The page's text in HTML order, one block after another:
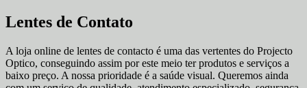
Lentes de Contato
A loja online de lentes de contacto é uma das vertentes do Projecto
Optico, conseguindo assim por este meio ter produtos e serviços a
baixo preço. A nossa prioridade é a saúde visual. Queremos ainda